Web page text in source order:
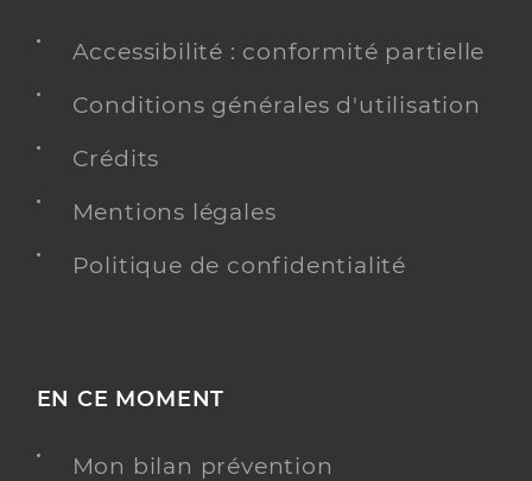
Accessibilité : conformité partielle
Conditions générales d'utilisation
Crédits
Mentions légales
Politique de confidentialité
EN CE MOMENT
Mon bilan prévention